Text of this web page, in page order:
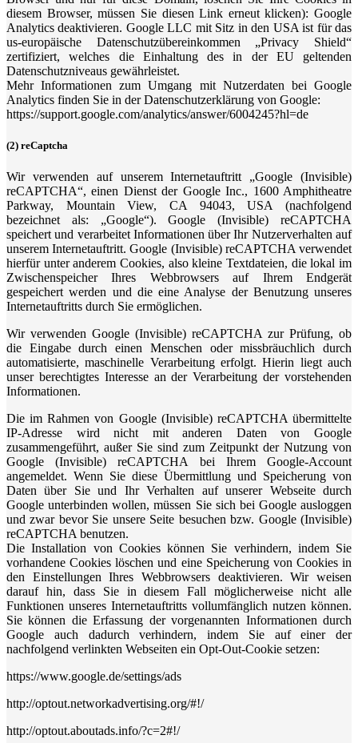
diesem Browser, müssen Sie diesen Link erneut klicken): Google
Analytics deaktivieren. Google LLC mit Sitz in den USA ist für das
us-europäische Datenschutzübereinkommen „Privacy Shield“
zertifiziert, welches die Einhaltung des in der EU geltenden
Datenschutzniveaus gewährleistet.
Mehr Informationen zum Umgang mit Nutzerdaten bei Google
Analytics finden Sie in der Datenschutzerklärung von Google:
https://support.google.com/analytics/answer/6004245?hl=de
(2) reCaptcha
Wir verwenden auf unserem Internetauftritt „Google (Invisible)
reCAPTCHA“, einen Dienst der Google Inc., 1600 Amphitheatre
Parkway, Mountain View, CA 94043, USA (nachfolgend
bezeichnet als: „Google“). Google (Invisible) reCAPTCHA
speichert und verarbeitet Informationen über Ihr Nutzerverhalten auf
unserem Internetauftritt. Google (Invisible) reCAPTCHA verwendet
hierfür unter anderem Cookies, also kleine Textdateien, die lokal im
Zwischenspeicher Ihres Webbrowsers auf Ihrem Endgerät
gespeichert werden und die eine Analyse der Benutzung unseres
Internetauftritts durch Sie ermöglichen.
Wir verwenden Google (Invisible) reCAPTCHA zur Prüfung, ob
die Eingabe durch einen Menschen oder missbräuchlich durch
automatisierte, maschinelle Verarbeitung erfolgt. Hierin liegt auch
unser berechtigtes Interesse an der Verarbeitung der vorstehenden
Informationen.
Die im Rahmen von Google (Invisible) reCAPTCHA übermittelte
IP-Adresse wird nicht mit anderen Daten von Google
zusammengeführt, außer Sie sind zum Zeitpunkt der Nutzung von
Google (Invisible) reCAPTCHA bei Ihrem Google-Account
angemeldet. Wenn Sie diese Übermittlung und Speicherung von
Daten über Sie und Ihr Verhalten auf unserer Webseite durch
Google unterbinden wollen, müssen Sie sich bei Google ausloggen
und zwar bevor Sie unsere Seite besuchen bzw. Google (Invisible)
reCAPTCHA benutzen.
Die Installation von Cookies können Sie verhindern, indem Sie
vorhandene Cookies löschen und eine Speicherung von Cookies in
den Einstellungen Ihres Webbrowsers deaktivieren. Wir weisen
darauf hin, dass Sie in diesem Fall möglicherweise nicht alle
Funktionen unseres Internetauftritts vollumfänglich nutzen können.
Sie können die Erfassung der vorgenannten Informationen durch
Google auch dadurch verhindern, indem Sie auf einer der
nachfolgend verlinkten Webseiten ein Opt-Out-Cookie setzen:
https://www.google.de/settings/ads
http://optout.networkadvertising.org/#!/
http://optout.aboutads.info/?c=2#!/